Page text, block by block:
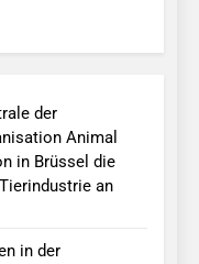
der
Animal
in Brüssel die
an
in der